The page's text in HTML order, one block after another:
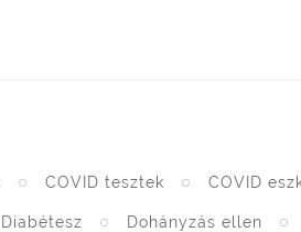
COVID tesztek COVID
Diabétesz Dohányzás ellen